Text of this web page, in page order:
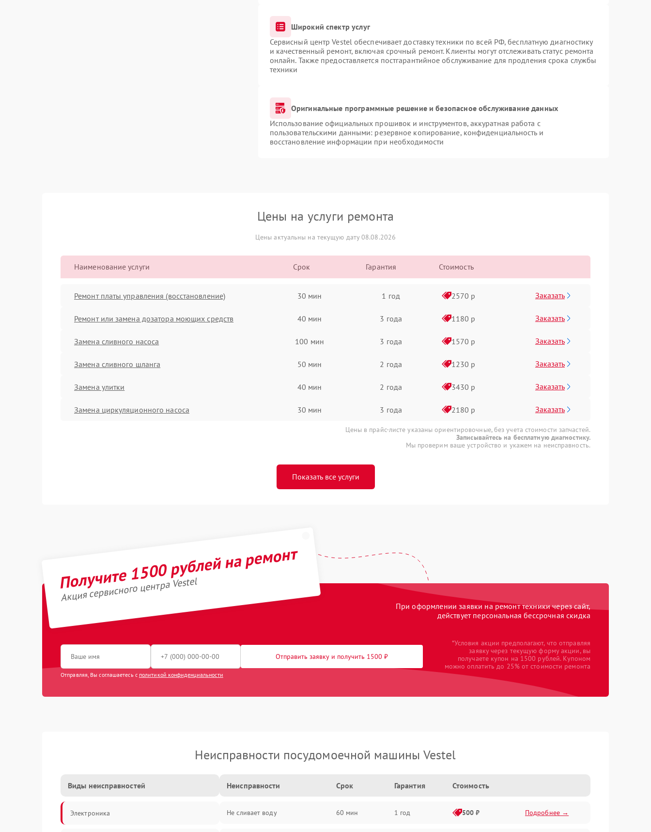
Широкий спектр услуг
Сервисный центр Vestel обеспечивает доставку техники по всей РФ, бесплатную диагностику
и качественный ремонт, включая срочный ремонт. Клиенты могут отслеживать статус ремонта
онлайн. Также предоставляется постгарантийное обслуживание для продления срока службы
техники
Оригинальные программные решение и безопасное обслуживание данных
Использование официальных прошивок и инструментов, аккуратная работа с
пользовательскими данными: резервное копирование, конфиденциальность и
восстановление информации при необходимости
Цены на услуги ремонта
Цены актуальны на текущую дату 08.08.2026
Наименование услуги Срок Гарантия Стоимость
Ремонт платы управления (восстановление) 30 мин 1 год 2570 р Заказать
Ремонт или замена дозатора моющих средств 40 мин 3 года 1180 р Заказать
Замена сливного насоса 100 мин 3 года 1570 р Заказать
Замена сливного шланга 50 мин 2 года 1230 р Заказать
Замена улитки 40 мин 2 года 3430 р Заказать
Замена циркуляционного насоса 30 мин 3 года 2180 р Заказать
Цены в прайс-листе указаны ориентировочные, без учета стоимости запчастей.
Записывайтесь на бесплатную диагностику.
Мы проверим ваше устройство и укажем на неисправность.
Показать все услуги
Получите 1500 рублей на ремонт
Акция сервисного центра Vestel
При оформлении заявки на ремонт техники через сайт,
действует персональная бессрочная скидка
Отправить заявку и получить 1500 ₽
Отправляя, Вы соглашаетесь с политикой конфиденциальности
*Условия акции предполагают, что отправляя
заявку через текущую форму акции, вы
получаете купон на 1500 рублей. Купоном
можно оплатить до 25% от стоимости ремонта
Неисправности посудомоечной машины Vestel
Виды неисправностей
Электроника
Неисправности Срок Гарантия Стоимость
Не сливает воду 60 мин 1 год 500 ₽ Подробнее →